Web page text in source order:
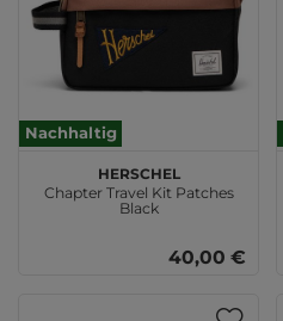
Nachhaltig
Herschel
Chapter Travel Kit Patches
Black
40,00 €